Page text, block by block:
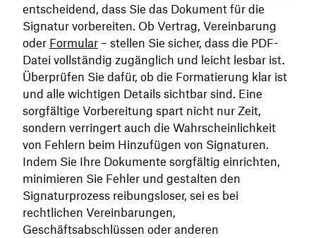
entscheidend, dass Sie das Dokument für die
Signatur vorbereiten. Ob Vertrag, Vereinbarung
oder Formular – stellen Sie sicher, dass die PDF-
Datei vollständig zugänglich und leicht lesbar ist.
Überprüfen Sie dafür, ob die Formatierung klar ist
und alle wichtigen Details sichtbar sind. Eine
sorgfältige Vorbereitung spart nicht nur Zeit,
sondern verringert auch die Wahrscheinlichkeit
von Fehlern beim Hinzufügen von Signaturen.
Indem Sie Ihre Dokumente sorgfältig einrichten,
minimieren Sie Fehler und gestalten den
Signaturprozess reibungsloser, sei es bei
rechtlichen Vereinbarungen,
Geschäftsabschlüssen oder anderen